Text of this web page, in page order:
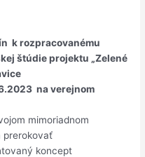
k rozpracovanému
štúdie projektu „Zelené
na verejnom
mimoriadnom
prerokovať
koncept